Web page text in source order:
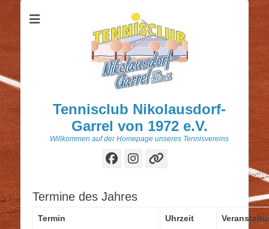
Tennisclub Nikolausdorf-
Garrel von 1972 e.V.
Willkommen auf der Homepage unseres Tennisvereins
Facebook
Instagram
Verknüpfung
Termine des Jahres
Termin Uhrzeit